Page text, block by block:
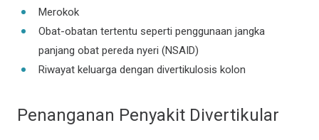
Merokok
Obat-obatan tertentu seperti penggunaan jangka
panjang obat pereda nyeri (NSAID)
Riwayat keluarga dengan divertikulosis kolon
Penanganan Penyakit Divertikular